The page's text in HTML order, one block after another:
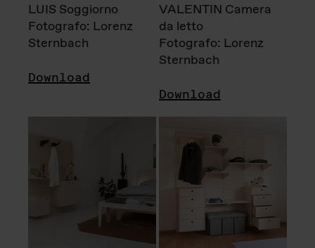
LUIS Soggiorno
Fotografo: Lorenz
Sternbach
Download
VALENTIN Camera
da letto
Fotografo: Lorenz
Sternbach
Download